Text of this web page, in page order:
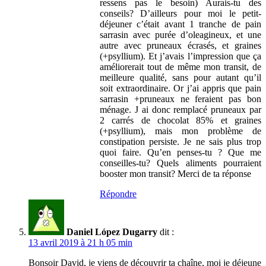
ressens pas le besoin) Aurais-tu des
conseils? D’ailleurs pour moi le petit-
déjeuner c’était avant 1 tranche de pain
sarrasin avec purée d’oleagineux, et une
autre avec pruneaux écrasés, et graines
(+psyllium). Et j’avais l’impression que ça
améliorerait tout de même mon transit, de
meilleure qualité, sans pour autant qu’il
soit extraordinaire. Or j’ai appris que pain
sarrasin +pruneaux ne feraient pas bon
ménage. J ai donc remplacé pruneaux par
2 carrés de chocolat 85% et graines
(+psyllium), mais mon problème de
constipation persiste. Je ne sais plus trop
quoi faire. Qu’en penses-tu ? Que me
conseilles-tu? Quels aliments pourraient
booster mon transit? Merci de ta réponse
Répondre
Daniel López Dugarry dit :
13 avril 2019 à 21 h 05 min
Bonsoir David, je viens de découvrir ta chaîne, moi je déjeune